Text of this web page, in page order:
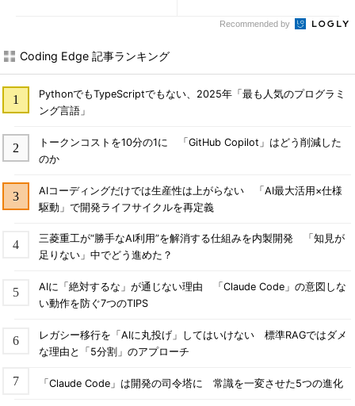
Recommended by
Coding Edge 記事ランキング
PythonでもTypeScriptでもない、2025年「最も人気のプログラミ
ング言語」
トークンコストを10分の1に 「GitHub Copilot」はどう削減した
のか
AIコーディングだけでは生産性は上がらない 「AI最大活用×仕様
駆動」で開発ライフサイクルを再定義
三菱重工が“勝手なAI利用”を解消する仕組みを内製開発 「知見が
足りない」中でどう進めた？
AIに「絶対するな」が通じない理由 「Claude Code」の意図しな
い動作を防ぐ7つのTIPS
レガシー移行を「AIに丸投げ」してはいけない 標準RAGではダメ
な理由と「5分割」のアプローチ
「Claude Code」は開発の司令塔に 常識を一変させた5つの進化